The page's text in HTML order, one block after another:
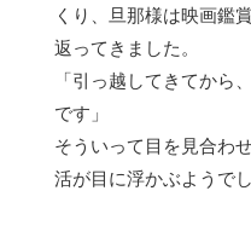
くり、旦那様は映画鑑
返ってきました。
「引っ越してきてから
です」
そういって目を見合わ
活が目に浮かぶようでし